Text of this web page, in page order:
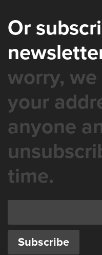
Or
worry,
your
anyone
time.